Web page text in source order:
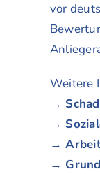
vor
Weitere
→
→
→
→